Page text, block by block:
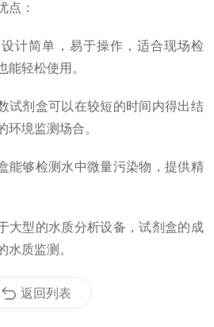
：
简单，易于操作，适合现场检
能轻松使用。
剂盒可以在较短的时间内得出结
环境监测场合。
够检测水中微量污染物，提供精
型的水质分析设备，试剂盒的成
水质监测。
返回列表